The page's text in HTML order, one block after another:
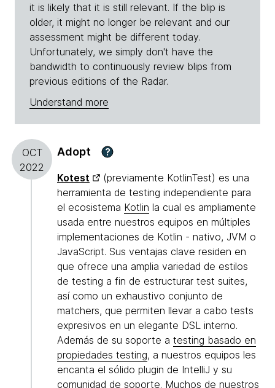
it is likely that it is still relevant. If the blip is
older, it might no longer be relevant and our
assessment might be different today.
Unfortunately, we simply don't have the
bandwidth to continuously review blips from
previous editions of the Radar.
Understand more
OCT
2022
Adopt ?
Kotest
(previamente KotlinTest) es una
herramienta de testing independiente para
el ecosistema Kotlin la cual es ampliamente
usada entre nuestros equipos en múltiples
implementaciones de Kotlin - nativo, JVM o
JavaScript. Sus ventajas clave residen en
que ofrece una amplia variedad de estilos
de testing a fin de estructurar test suites,
así como un exhaustivo conjunto de
matchers, que permiten llevar a cabo tests
expresivos en un elegante DSL interno.
Además de su soporte a testing basado en
propiedades testing, a nuestros equipos les
encanta el sólido plugin de IntelliJ y su
comunidad de soporte. Muchos de nuestros